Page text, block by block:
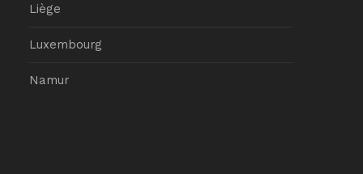
Liège
Luxembourg
Namur